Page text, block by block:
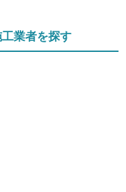
業者を探す